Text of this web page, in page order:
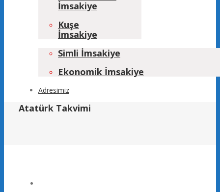
İmsakiye
Kuşe
İmsakiye
Simli İmsakiye
Ekonomik İmsakiye
Adresimiz
Atatürk Takvimi